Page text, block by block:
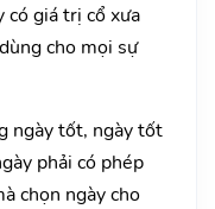
giá trị cổ xưa
cho mọi sự
ngày tốt, ngày tốt
phải có phép
chọn ngày cho